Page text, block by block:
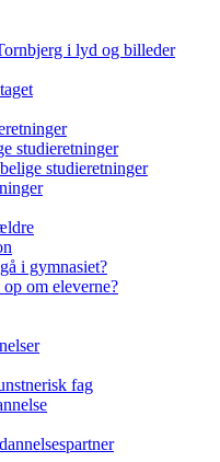
i lyd og billeder
studieretninger
studieretninger
i gymnasiet?
om eleverne?
fag